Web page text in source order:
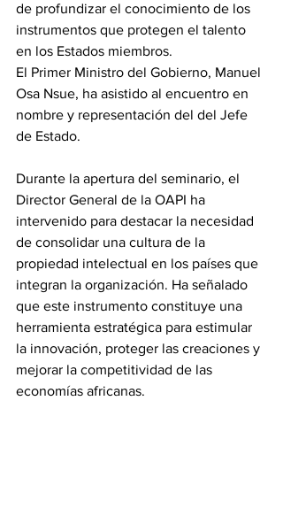
de profundizar el conocimiento de los
instrumentos que protegen el talento
en los Estados miembros.
El Primer Ministro del Gobierno, Manuel
Osa Nsue, ha asistido al encuentro en
nombre y representación del del Jefe
de Estado.
Durante la apertura del seminario, el
Director General de la OAPI ha
intervenido para destacar la necesidad
de consolidar una cultura de la
propiedad intelectual en los países que
integran la organización. Ha señalado
que este instrumento constituye una
herramienta estratégica para estimular
la innovación, proteger las creaciones y
mejorar la competitividad de las
economías africanas.